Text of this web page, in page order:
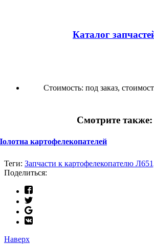
Каталог
Стоимость: под заказ,
Смотрите также:
картофелекопателей
Теги: Запчасти к картофелекопателю
Поделиться:
Наверх